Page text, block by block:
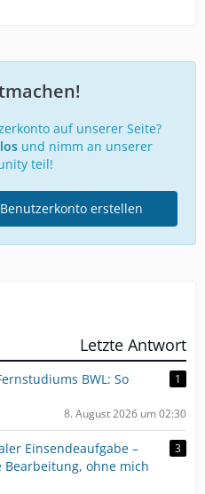
auf unserer Seite?
und nimm an unserer
teil!
Benutzerkonto erstellen
Letzte Antwort
BWL: So
1
8. August 2026 um 02:30
Einsendeaufgabe –
ohne mich
3